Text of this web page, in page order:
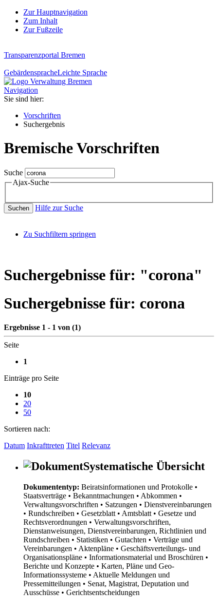
Zur Hauptnavigation
Zum Inhalt
Zur Fußzeile
Transparenzportal Bremen
GebärdenspracheLeichte Sprache
Navigation
Sie sind hier:
Vorschriften
Suchergebnis
Bremische Vorschriften
Suche
Ajax-Suche
Suchen Hilfe zur Suche
Zu Suchfiltern springen
Suchergebnisse für: "corona"
Suchergebnisse für: corona
Ergebnisse 1 - 1 von (1)
Seite
1
Einträge pro Seite
10
20
50
Sortieren nach:
Datum Inkrafttreten Titel Relevanz
Systematische Übersicht
Dokumententyp: Beiratsinformationen und Protokolle •
Staatsverträge • Bekanntmachungen • Abkommen •
Verwaltungsvorschriften • Satzungen • Dienstvereinbarungen
• Rundschreiben • Gesetzblatt • Amtsblatt • Gesetze und
Rechtsverordnungen • Verwaltungsvorschriften,
Dienstanweisungen, Dienstvereinbarungen, Richtlinien und
Rundschreiben • Statistiken • Gutachten • Verträge und
Vereinbarungen • Aktenpläne • Geschäftsverteilungs- und
Organisationspläne • Informationsmaterial und Broschüren •
Berichte und Konzepte • Karten, Pläne und Geo-
Informationssysteme • Aktuelle Meldungen und
Pressemitteilungen • Senat, Magistrat, Deputation und
Ausschüsse • Gerichtsentscheidungen